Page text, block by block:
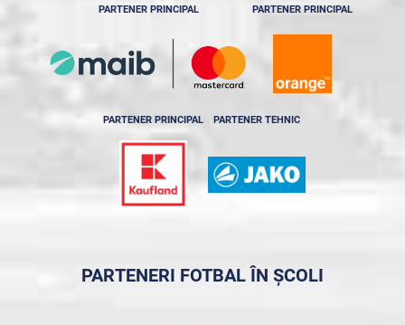
PARTENER PRINCIPAL PARTENER PRINCIPAL
PARTENER PRINCIPAL PARTENER TEHNIC
PARTENERI FOTBAL ÎN ȘCOLI